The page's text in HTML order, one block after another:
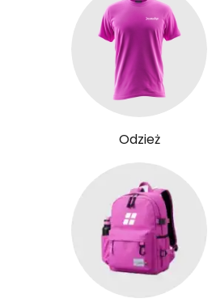
Odzież